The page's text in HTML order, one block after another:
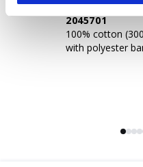
2045701
100% cotton
with polyester